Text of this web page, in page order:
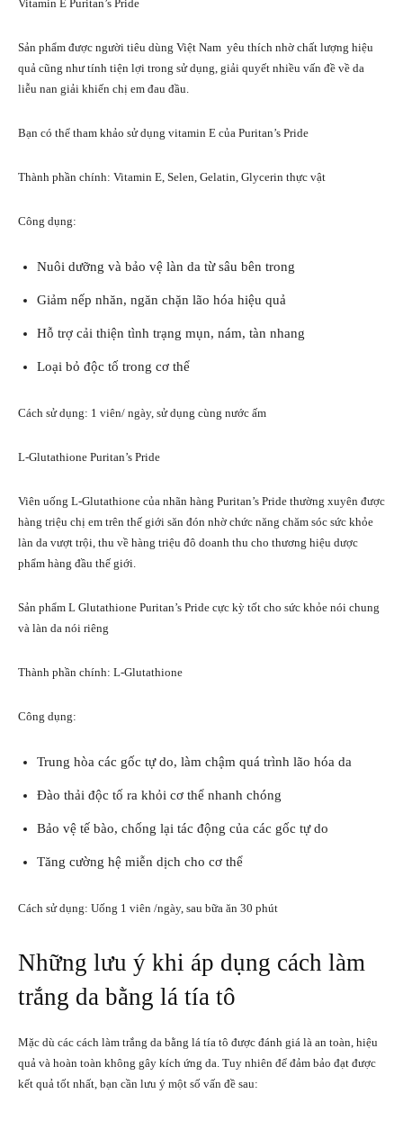
Vitamin E Puritan’s Pride
Sản phẩm được người tiêu dùng Việt Nam yêu thích nhờ chất lượng hiệu
quả cũng như tính tiện lợi trong sử dụng, giải quyết nhiều vấn đề về da
liễu nan giải khiến chị em đau đầu.
Bạn có thể tham khảo sử dụng vitamin E của Puritan’s Pride
Thành phần chính: Vitamin E, Selen, Gelatin, Glycerin thực vật
Công dụng:
Nuôi dưỡng và bảo vệ làn da từ sâu bên trong
Giảm nếp nhăn, ngăn chặn lão hóa hiệu quả
Hỗ trợ cải thiện tình trạng mụn, nám, tàn nhang
Loại bỏ độc tố trong cơ thể
Cách sử dụng: 1 viên/ ngày, sử dụng cùng nước ấm
L-Glutathione Puritan’s Pride
Viên uống L-Glutathione của nhãn hàng Puritan’s Pride thường xuyên được
hàng triệu chị em trên thế giới săn đón nhờ chức năng chăm sóc sức khỏe
làn da vượt trội, thu về hàng triệu đô doanh thu cho thương hiệu dược
phẩm hàng đầu thế giới.
Sản phẩm L Glutathione Puritan’s Pride cực kỳ tốt cho sức khỏe nói chung
và làn da nói riêng
Thành phần chính: L-Glutathione
Công dụng:
Trung hòa các gốc tự do, làm chậm quá trình lão hóa da
Đào thải độc tố ra khỏi cơ thể nhanh chóng
Bảo vệ tế bào, chống lại tác động của các gốc tự do
Tăng cường hệ miễn dịch cho cơ thể
Cách sử dụng: Uống 1 viên /ngày, sau bữa ăn 30 phút
Những lưu ý khi áp dụng cách làm
trắng da bằng lá tía tô
Mặc dù các cách làm trắng da bằng lá tía tô được đánh giá là an toàn, hiệu
quả và hoàn toàn không gây kích ứng da. Tuy nhiên để đảm bảo đạt được
kết quả tốt nhất, bạn cần lưu ý một số vấn đề sau: